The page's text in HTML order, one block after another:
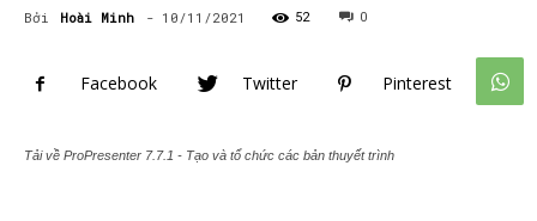
Bởi Hoài Minh - 10/11/2021 52 0
Facebook Twitter Pinterest
Tải về ProPresenter 7.7.1 - Tạo và tổ chức các bản thuyết trình